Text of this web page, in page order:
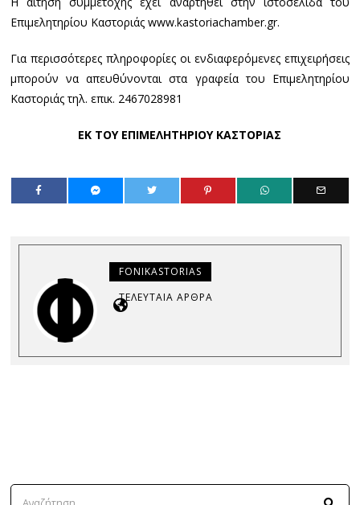
Επιμελητηρίου Καστοριάς www.kastoriachamber.gr.
Για περισσότερες πληροφορίες οι ενδιαφερόμενες επιχειρήσεις
μπορούν να απευθύνονται στα γραφεία του Επιμελητηρίου
Καστοριάς τηλ. επικ. 2467028981
ΕΚ ΤΟΥ ΕΠΙΜΕΛΗΤΗΡΙΟΥ ΚΑΣΤΟΡΙΑΣ
FONIKASTORIAS
ΤΕΛΕΥΤΑΊΑ ΆΡΘΡΑ